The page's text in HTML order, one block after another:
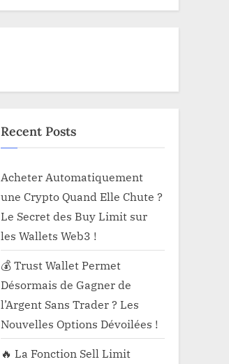
Recent Posts
Acheter Automatiquement
une Crypto Quand Elle Chute ?
Le Secret des Buy Limit sur
les Wallets Web3 !
💰 Trust Wallet Permet
Désormais de Gagner de
l’Argent Sans Trader ? Les
Nouvelles Options Dévoilées !
🔥 La Fonction Sell Limit